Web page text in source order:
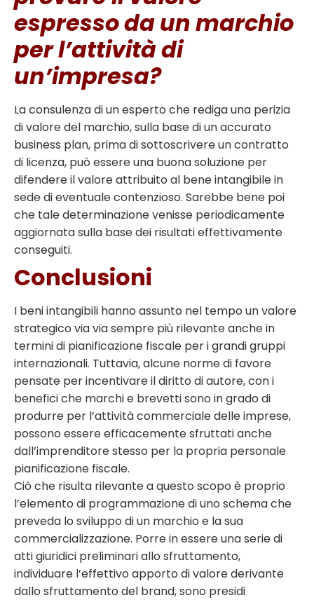
espresso da un marchio
per l’attività di
un’impresa?
La consulenza di un esperto che rediga una perizia
di valore del marchio, sulla base di un accurato
business plan, prima di sottoscrivere un contratto
di licenza, può essere una buona soluzione per
difendere il valore attribuito al bene intangibile in
sede di eventuale contenzioso. Sarebbe bene poi
che tale determinazione venisse periodicamente
aggiornata sulla base dei risultati effettivamente
conseguiti.
Conclusioni
I beni intangibili hanno assunto nel tempo un valore
strategico via via sempre più rilevante anche in
termini di pianificazione fiscale per i grandi gruppi
internazionali. Tuttavia, alcune norme di favore
pensate per incentivare il diritto di autore, con i
benefici che marchi e brevetti sono in grado di
produrre per l’attività commerciale delle imprese,
possono essere efficacemente sfruttati anche
dall’imprenditore stesso per la propria personale
pianificazione fiscale.
Ciò che risulta rilevante a questo scopo è proprio
l’elemento di programmazione di uno schema che
preveda lo sviluppo di un marchio e la sua
commercializzazione. Porre in essere una serie di
atti giuridici preliminari allo sfruttamento,
individuare l’effettivo apporto di valore derivante
dallo sfruttamento del brand, sono presidi